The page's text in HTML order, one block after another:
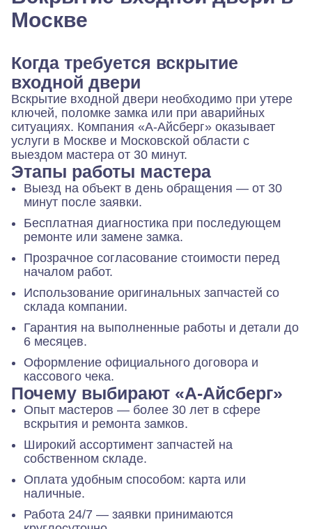
Москве
Когда требуется вскрытие
входной двери
Вскрытие входной двери необходимо при утере
ключей, поломке замка или при аварийных
ситуациях. Компания «А-Айсберг» оказывает
услуги в Москве и Московской области с
выездом мастера от 30 минут.
Этапы работы мастера
Выезд на объект в день обращения — от 30
минут после заявки.
Бесплатная диагностика при последующем
ремонте или замене замка.
Прозрачное согласование стоимости перед
началом работ.
Использование оригинальных запчастей со
склада компании.
Гарантия на выполненные работы и детали до
6 месяцев.
Оформление официального договора и
кассового чека.
Почему выбирают «А-Айсберг»
Опыт мастеров — более 30 лет в сфере
вскрытия и ремонта замков.
Широкий ассортимент запчастей на
собственном складе.
Оплата удобным способом: карта или
наличные.
Работа 24/7 — заявки принимаются